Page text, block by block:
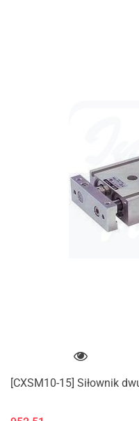
[CXSM10-15] Siłownik